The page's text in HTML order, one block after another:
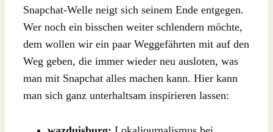
Snapchat-Welle neigt sich seinem Ende entgegen.
Wer noch ein bisschen weiter schlendern möchte,
dem wollen wir ein paar Weggefährten mit auf den
Weg geben, die immer wieder neu ausloten, was
man mit Snapchat alles machen kann. Hier kann
man sich ganz unterhaltsam inspirieren lassen: